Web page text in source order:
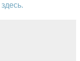
здесь.